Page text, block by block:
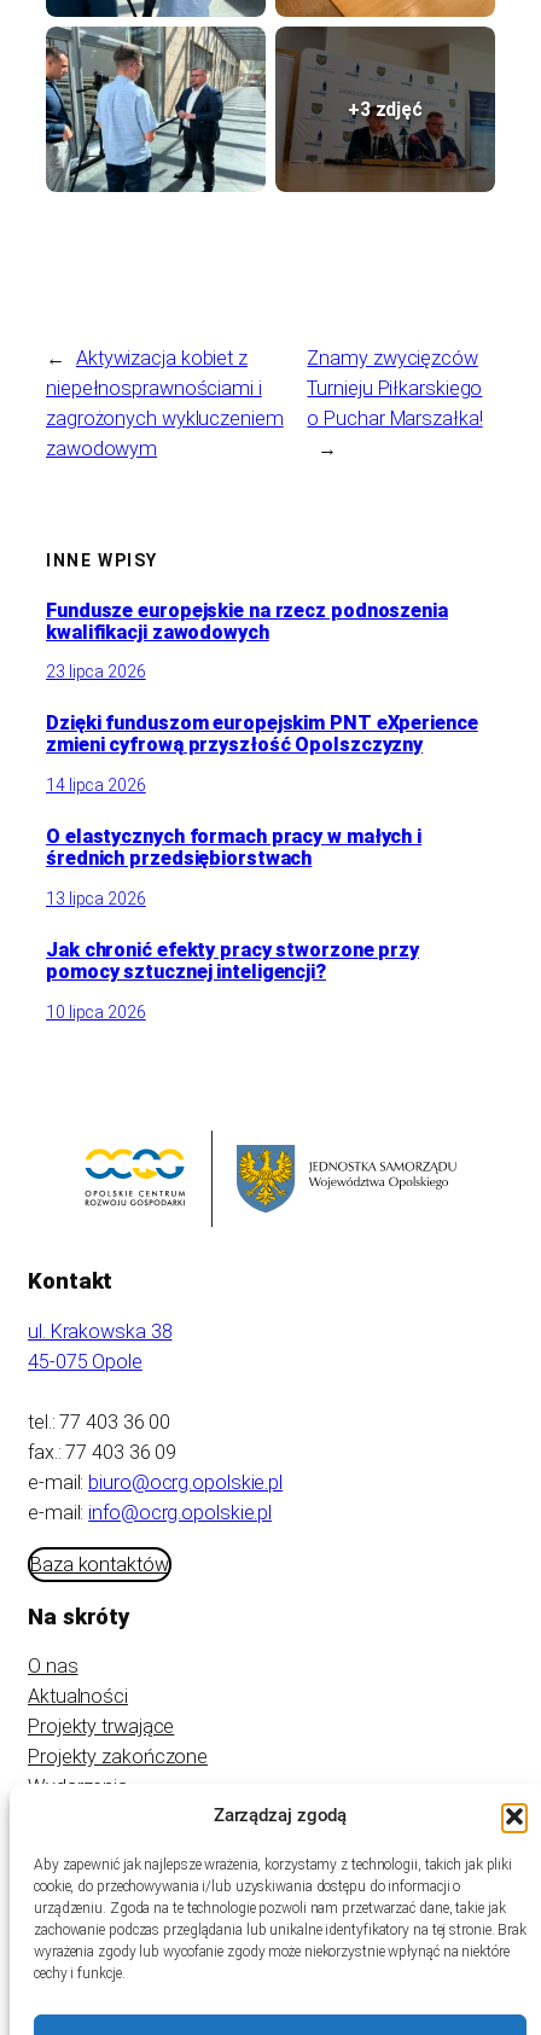
Zarządzaj zgodą
Aby zapewnić jak najlepsze wrażenia, korzystamy z technologii, takich jak pliki
cookie, do przechowywania i/lub uzyskiwania dostępu do informacji o
urządzeniu. Zgoda na te technologie pozwoli nam przetwarzać dane, takie jak
zachowanie podczas przeglądania lub unikalne identyfikatory na tej stronie. Brak
wyrażenia zgody lub wycofanie zgody może niekorzystnie wpłynąć na niektóre
cechy i funkcje.
+3 zdjęć
←
Aktywizacja kobiet z
niepełnosprawnościami i
zagrożonych wykluczeniem
zawodowym
Znamy zwycięzców
Turnieju Piłkarskiego
o Puchar Marszałka!
→
INNE WPISY
Fundusze europejskie na rzecz podnoszenia
kwalifikacji zawodowych
23 lipca 2026
Dzięki funduszom europejskim PNT eXperience
zmieni cyfrową przyszłość Opolszczyzny
14 lipca 2026
O elastycznych formach pracy w małych i
średnich przedsiębiorstwach
13 lipca 2026
Jak chronić efekty pracy stworzone przy
pomocy sztucznej inteligencji?
10 lipca 2026
Kontakt
ul. Krakowska 38
45-075 Opole
tel.: 77 403 36 00
fax.: 77 403 36 09
e-mail: biuro@ocrg.opolskie.pl
e-mail: info@ocrg.opolskie.pl
Baza kontaktów
Na skróty
O nas
Aktualności
Projekty trwające
Projekty zakończone
Wydarzenia